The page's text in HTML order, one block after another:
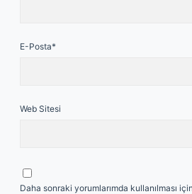
E-Posta*
Web Sitesi
Daha sonraki yorumlarımda kullanılması